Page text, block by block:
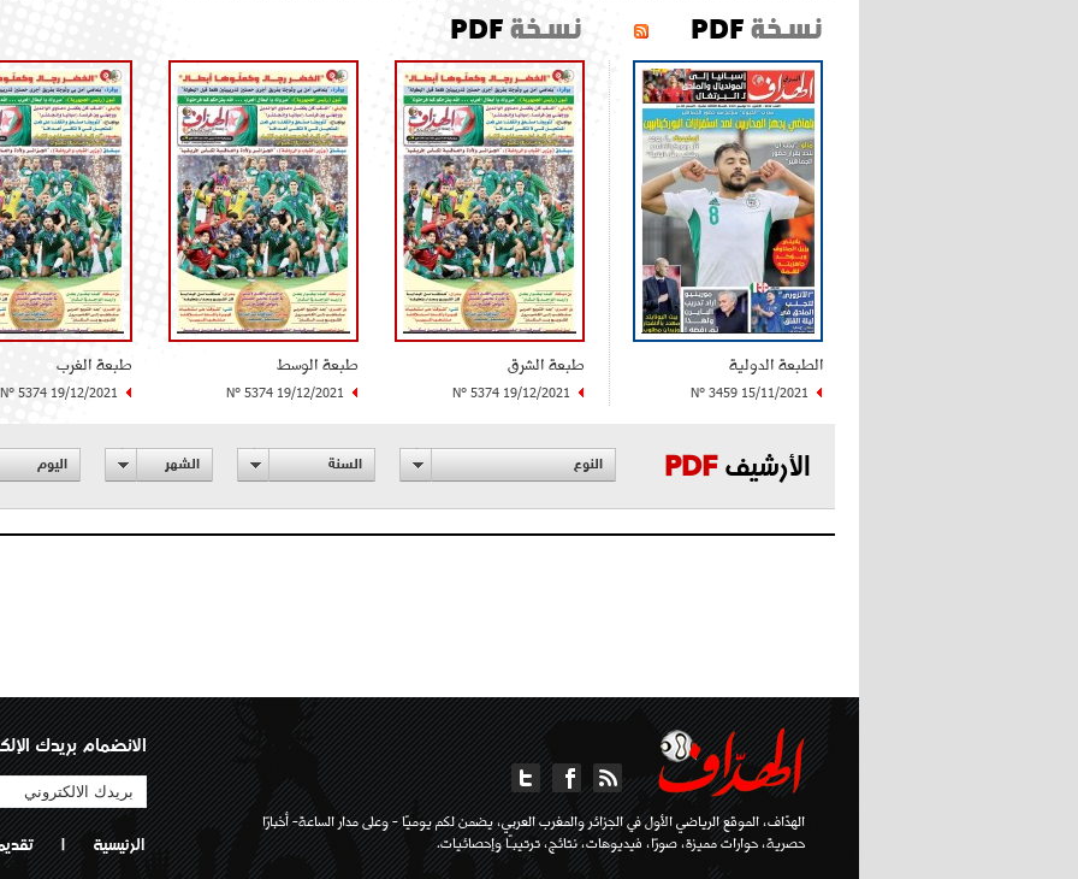
نسخةPDF
الطبعة الدولية
N° 3459 15/11/2021
نسخةPDF
طبعة الشرق
N° 5374 19/12/2021
طبعة الوسط
N° 5374 19/12/2021
طبعة الغرب
N° 5374 19/12/2021
الأرشيفPDF النوع السنة الشهر اليوم
الهدّاف، الموقع الرياضي الأول في الجزائر والمغرب العربي، يضمن لكم يوميًا - وعلى مدار الساعة- أخبارًا
حصرية، حوارات مميزة، صورًا، فيديوهات، نتائج، ترتيبـًا وإحصائيات.
الانضمام بريدك
الرئيسية |